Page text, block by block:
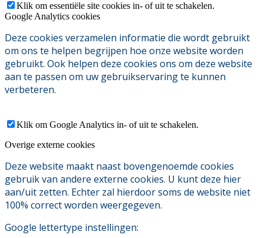
Klik om essentiële site cookies in- of uit te schakelen.
Google Analytics cookies
Deze cookies verzamelen informatie die wordt gebruikt
om ons te helpen begrijpen hoe onze website worden
gebruikt. Ook helpen deze cookies ons om deze website
aan te passen om uw gebruikservaring te kunnen
verbeteren.
Klik om Google Analytics in- of uit te schakelen.
Overige externe cookies
Deze website maakt naast bovengenoemde cookies
gebruik van andere externe cookies. U kunt deze hier
aan/uit zetten. Echter zal hierdoor soms de website niet
100% correct worden weergegeven.
Google lettertype instellingen: